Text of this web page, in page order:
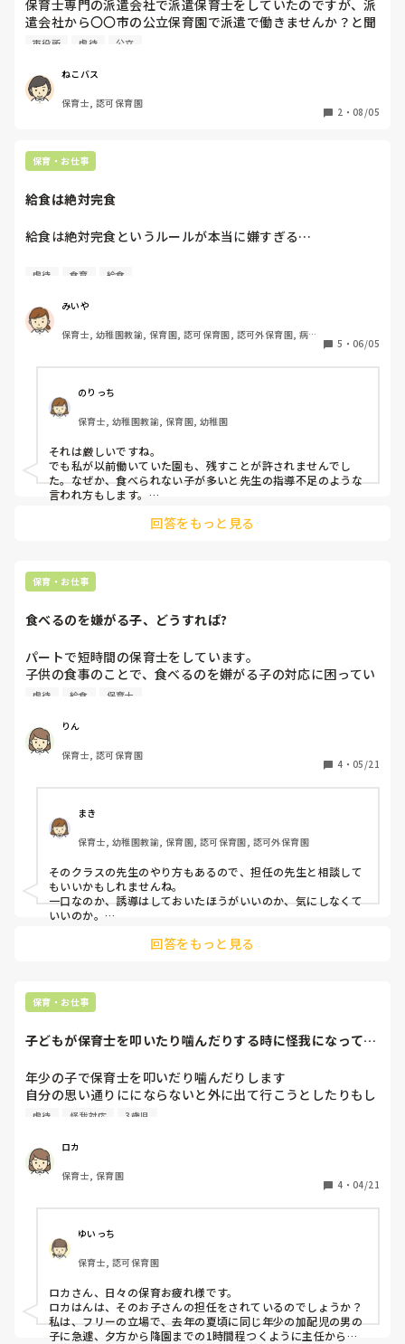
保育士専門の派遣会社で派遣保育士をしていたのですが、派
遣会社から〇〇市の公立保育園で派遣で働きませんか？と聞
かれて、どんな感じですか？って聞いたら１園だけヤバい園
辞めた人に話を聞くと、一人のパートのボスがいます、でも
そのボスが本当にヤバいのは保育士じゃなくて子どもたちに
ヤバいらしく、見てられないと辞めてくそうです、その園に
配属にならなければ大丈夫です。と言われてその後私の働く
、配属された園で虐待とパワハラが行われていました。
虐待とパワハラが辛いから辞めたいと言っても、自分勝手だ
の子供たちはどうなるんですか？だの途中退職による利益が
減ることしか考えてない担当にショックでした。虐待につい
て話してもえーえーしか言わないし、保育園なんて不適切な
した
退職後、市役所に私が見た虐待の事実や他の園で虐待がある
と聞いたことも通報しましたが、他のクラスの先生たちが頑
張ってる姿をみていたので、園名は言えず、市の担当者もび
っくりしてましたが、市全体問題として考えると言ってはい
ただ思うのが派遣会社は虐待の事実を知りながらも、何もし
事実を話しても聞かなかったことにして、園の求人に先生が
みんな優しくとか書いてあるし、保育園はお客様でビジネス
かもしれませんが、会社ぐるみで虐待隠蔽するのはコンプラ
イアンス的にはどうなんでしょうか？そのヤバい園も知って
て放置してていいのか？と思いました。
のを食べさせるって話したら、床はきちんと掃除してると思
いますよって言われましたし、せめてひどいですねの１言は
ましたが、子供たちよりもビジネス大事な世界も怖いなぁと
みなさんはどう思いますか
市役所 虐待 公立
ねこバス
保育士, 認可保育園
2 ・ 08/05
保育・お仕事
給食は絶対完食
給食は絶対完食というルールが本当に嫌すぎる…
4月から入職した園は、どの学年も絶対完食。
し。
完食させるために、わざわざ食器は給食室に返して、保育室
「野菜食べたよね！？」「白ごはん残ってるよ！」の声かけ
ばかりの給食時間が、本当に苦痛すぎます。
がいないんです。
給食室の先生との交流もないし、食べることの楽しみを感じ
もにとっても保育者にとっても地獄ですよね…
虐待 食育 給食
みいや
保育士, 幼稚園教諭, 保育園, 認可保育園, 認可外保育園, 病院
5 ・ 06/05
のりっち
保育士, 幼稚園教諭, 保育園, 幼稚園
それは厳しいですね。
でも私が以前働いていた園も、残すことが許されませんでし
た。なぜか、食べられない子が多いと先生の指導不足のような
言われ方もします。
回答をもっと見る
保育・お仕事
食べるのを嫌がる子、どうすれば?
パートで短時間の保育士をしています。
子供の食事のことで、食べるのを嫌がる子の対応に困ってい
ます。
食べている様子。
床に転がってまで嫌がる子、怒るのもおかしいし、どうやっ
て食べるように誘えばよいでしょうか?
アドバイス、お願いいたします🙇
虐待 給食 保育士
りん
保育士, 認可保育園
4 ・ 05/21
まき
保育士, 幼稚園教諭, 保育園, 認可保育園, 認可外保育園
そのクラスの先生のやり方もあるので、担任の先生と相談して
もいいかもしれませんね。
一口なのか、誘導はしておいたほうがいいのか、気にしなくて
いいのか。
うちは一口でも！と促して、それでも無理であればじゃあまた
回答をもっと見る
保育・お仕事
子どもが保育士を叩いたり噛んだりする時に怪我になっても
年少の子で保育士を叩いだり噛んだりします
自分の思い通りににならないと外に出て行こうとしたりもし
ます
周りの子に怪我させないように止めると保育士がやられる感
じです
保護者は迎えに来るとその子のことを「可愛い♥️」「大好き
♥️」と愛情たっぷりの表現をしているのですがこれは保育士
の前だから？って気がします
園での事実を話しをするとその場では注意をしてくれますが
変わりません
保育の現場で保育士が虐待だという問題がありますが逆虐待
はどうしたらいいのでしょうか
虐待 怪我対応 3歳児
ロカ
保育士, 保育園
4 ・ 04/21
ゆいっち
保育士, 認可保育園
ロカさん、日々の保育お疲れ様です。
ロカはんは、そのお子さんの担任をされているのでしょうか？
私は、フリーの立場で、去年の夏頃に同じ年少の加配児の男の
子に急遽、夕方から降園までの1時間程つくように主任から言